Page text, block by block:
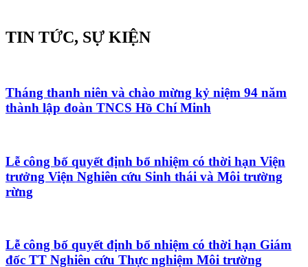
TIN TỨC, SỰ KIỆN
Tháng thanh niên và chào mừng kỷ niệm 94 năm
thành lập đoàn TNCS Hồ Chí Minh
Lễ công bố quyết định bổ nhiệm có thời hạn Viện
trưởng Viện Nghiên cứu Sinh thái và Môi trường
rừng
Lễ công bố quyết định bổ nhiệm có thời hạn Giám
đốc TT Nghiên cứu Thực nghiệm Môi trường